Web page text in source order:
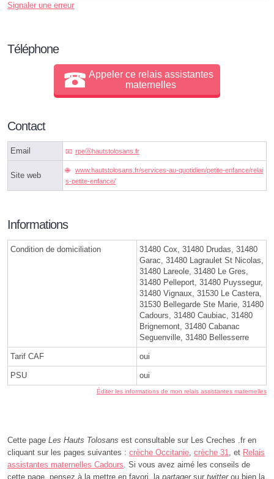
Signaler une erreur
Téléphone
Appeler ce relais assistantes
maternelles
Contact
Email rpeⓐhautstolosans.fr
Site web
www.hautstolosans.fr/services-au-quotidien/petite-enfance/relai
s-petite-enfance/
Informations
Condition de domiciliation
31480 Cox, 31480 Drudas, 31480
Garac, 31480 Lagraulet St Nicolas,
31480 Lareole, 31480 Le Gres,
31480 Pelleport, 31480 Puyssegur,
31480 Vignaux, 31530 Le Castera,
31530 Bellegarde Ste Marie, 31480
Cadours, 31480 Caubiac, 31480
Brignemont, 31480 Cabanac
Seguenville, 31480 Bellesserre
Tarif CAF oui
PSU oui
Éditer les informations de mon relais assistantes maternelles
Cette page Les Hauts Tolosans est consultable sur Les Creches .fr en
cliquant sur les pages suivantes : crèche Occitanie, crèche 31, et Relais
assistantes maternelles Cadours. Si vous avez aimé les conseils de
cette page, pensez à la mettre en favori, la partagersur twitterou bien la